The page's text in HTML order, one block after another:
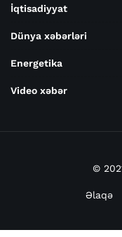
İqtisadiyyat
Dünya xəbərləri
Energetika
Video xəbər
©
Əlaqə